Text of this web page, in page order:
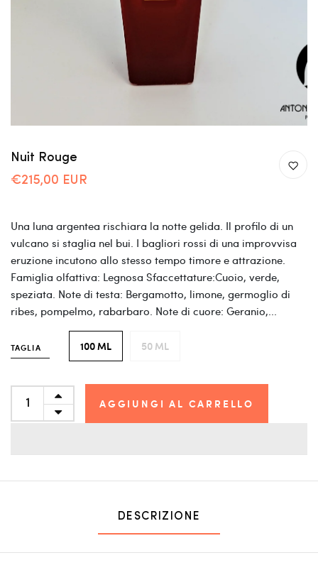
Nuit Rouge
€215,00 EUR
Una luna argentea rischiara la notte gelida. Il profilo di un
vulcano si staglia nel bui. I bagliori rossi di una improvvisa
eruzione incutono allo stesso tempo timore e attrazione.
Famiglia olfattiva: Legnosa Sfaccettature:Cuoio, verde,
speziata. Note di testa: Bergamotto, limone, germoglio di
ribes, pompelmo, rabarbaro. Note di cuore: Geranio,...
TAGLIA 100 ML 50 ML
AGGIUNGI AL CARRELLO
DESCRIZIONE